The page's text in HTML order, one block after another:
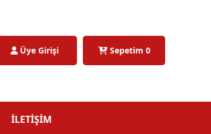
Üye Girişi Sepetim 0
İLETİŞİM